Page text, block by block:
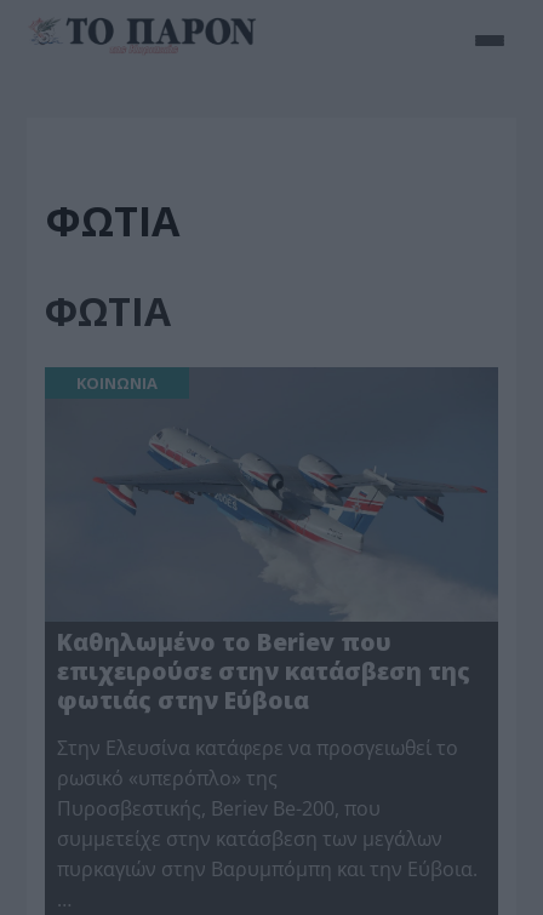
ΦΩΤΙΑ
ΦΩΤΙΑ
ΚΟΙΝΩΝΙΑ
Καθηλωμένο το Beriev που
επιχειρούσε στην κατάσβεση της
φωτιάς στην Εύβοια
Στην Ελευσίνα κατάφερε να προσγειωθεί το
ρωσικό «υπερόπλο» της
Πυροσβεστικής, Beriev Be-200, που
συμμετείχε στην κατάσβεση των μεγάλων
πυρκαγιών στην Βαρυμπόμπη και την Εύβοια.
…